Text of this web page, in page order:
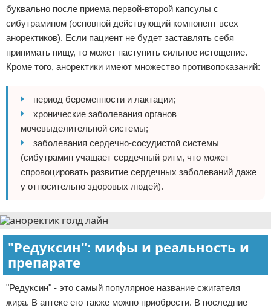
буквально после приема первой-второй капсулы с
сибутрамином (основной действующий компонент всех
аноректиков). Если пациент не будет заставлять себя
принимать пищу, то может наступить сильное истощение.
Кроме того, аноректики имеют множество противопоказаний:
период беременности и лактации;
хронические заболевания органов
мочевыделительной системы;
заболевания сердечно-сосудистой системы
(сибутрамин учащает сердечный ритм, что может
спровоцировать развитие сердечных заболеваний даже
у относительно здоровых людей).
"Редуксин": мифы и реальность и
препарате
"Редуксин" - это самый популярное название сжигателя
жира. В аптеке его также можно приобрести. В последние